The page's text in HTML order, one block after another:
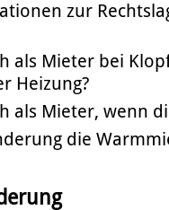
zur
als Mieter bei
Heizung?
als Mieter, wenn
die